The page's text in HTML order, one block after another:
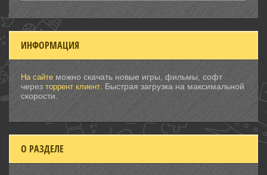
ИНФОРМАЦИЯ
На сайте можно скачать новые игры, фильмы, софт
через торрент клиент . Быстрая загрузка на максимальной
скорости.
О РАЗДЕЛЕ